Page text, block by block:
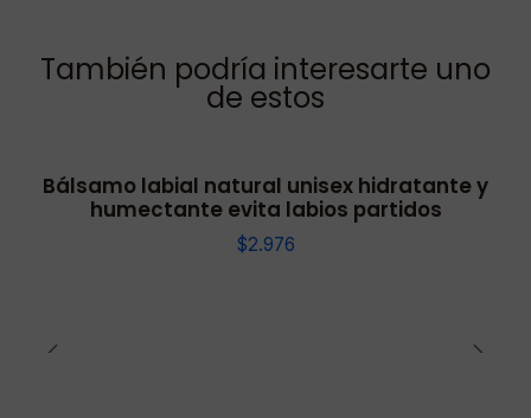
También podría interesarte uno
de estos
Bálsamo labial natural unisex hidratante y
humectante evita labios partidos
$2.976